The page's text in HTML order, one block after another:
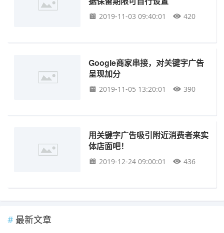
2019-11-03 09:40:01 420
Google商家串接，对关键字广告
呈现加分
2019-11-05 13:20:01 390
用关键字广告吸引附近消费者来实
体店面吧！
2019-12-24 09:00:01 436
最新文章